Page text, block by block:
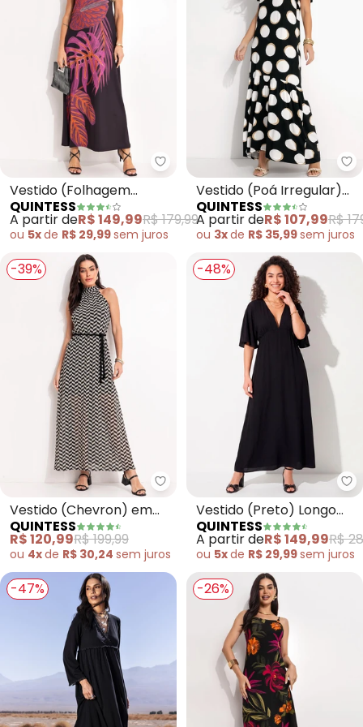
Quintess - Vestido (Folhagem
Vestido (Folhagem
Bordada Localizada) em
Malha Fri
QUINTESS
A partir deR$ 149,99R$ 179,99
ou 5xde R$ 29,99sem juros
Vestido (Poá Irregular)
em Malha de Viscose
QUINTESS
A partir deR$ 107,99R$
ou 3xde R$ 35,99sem juros
-39%
Quintess - Vestido (Chevron)
Vestido (Chevron) em
Malha Plissada
QUINTESS
R$ 120,99R$ 199,99
ou 4xde R$ 30,24 sem juros
-48%
Vestido (Preto) Longo
com Transparência no
Decote
QUINTESS
A partir deR$ 149,99R$
ou 5xde R$ 29,99sem juros
-47% -26%